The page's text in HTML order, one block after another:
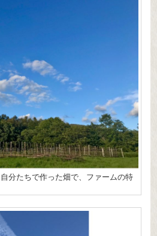
分たちで作った畑で、ファームの特